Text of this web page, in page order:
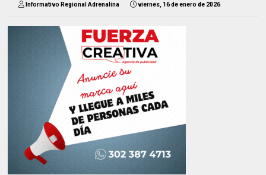
Informativo Regional Adrenalina viernes, 16 de enero de 2026